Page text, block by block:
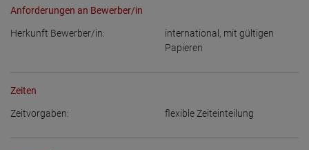
Anforderungen an Bewerber/in
Herkunft Bewerber/in:
international, mit gültigen
Papieren
Zeiten
Zeitvorgaben: flexible Zeiteinteilung